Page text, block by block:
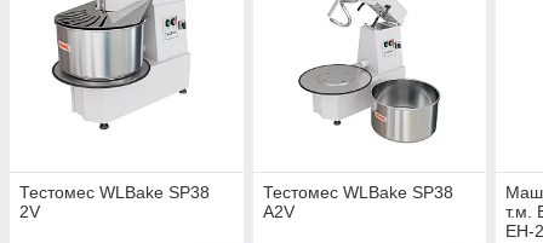
Тестомес WLBake SP38
2V
Тестомес WLBake SP38
A2V
т.м.
EH-